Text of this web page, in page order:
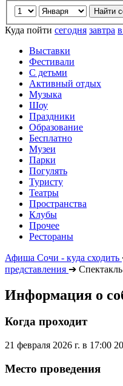
Куда пойти сегодня завтра
Выставки
Фестивали
С детьми
Активный отдых
Музыка
Шоу
Праздники
Образование
Бесплатно
Музеи
Парки
Погулять
Туристу
Театры
Пространства
Клубы
Прочее
Рестораны
Афиша Сочи - куда сходить
представления ➔
Информация о
Когда проходит
21 февраля 2026 г. в 17:00
Место проведения